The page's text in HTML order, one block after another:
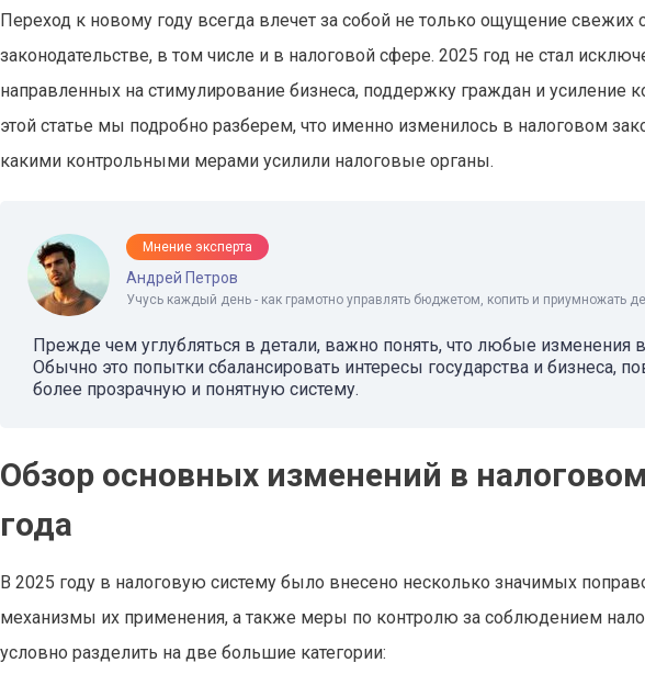
Переход к новому году всегда влечет за собой не только ощущение
законодательстве, в том числе и в налоговой сфере. 2025 год не стал
направленных на стимулирование бизнеса, поддержку граждан и усиление
этой статье мы подробно разберем, что именно изменилось в налоговом
какими контрольными мерами усилили налоговые органы.
Мнение эксперта
Андрей Петров
Учусь каждый день - как грамотно управлять бюджетом, копить и приумножать
Прежде чем углубляться в детали, важно понять, что любые изменения
Обычно это попытки сбалансировать интересы государства и бизнеса,
более прозрачную и понятную систему.
Обзор основных изменений в
года
В 2025 году в налоговую систему было внесено несколько значимых
механизмы их применения, а также меры по контролю за соблюдением
условно разделить на две большие категории: